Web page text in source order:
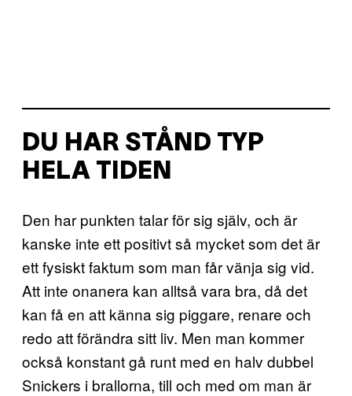
DU HAR STÅND TYP
HELA TIDEN
Den har punkten talar för sig själv, och är
kanske inte ett positivt så mycket som det är
ett fysiskt faktum som man får vänja sig vid.
Att inte onanera kan alltså vara bra, då det
kan få en att känna sig piggare, renare och
redo att förändra sitt liv. Men man kommer
också konstant gå runt med en halv dubbel
Snickers i brallorna, till och med om man är